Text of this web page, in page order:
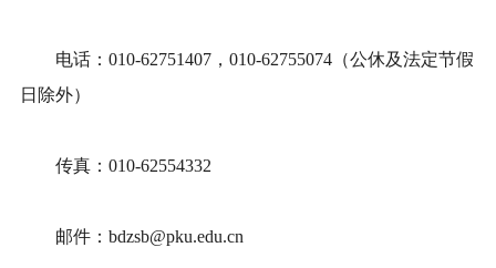
电话：010-62751407，010-62755074（公休及法定节假
日除外）
传真：010-62554332
邮件：bdzsb@pku.edu.cn